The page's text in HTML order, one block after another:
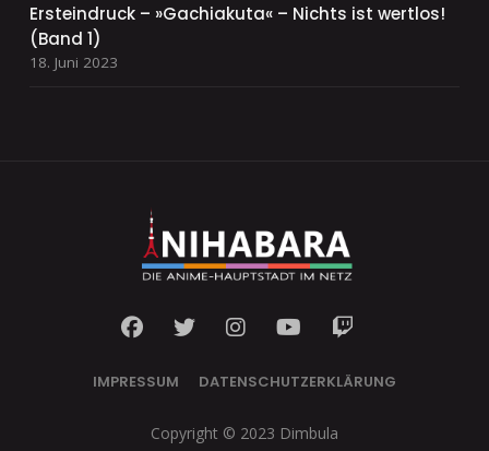
Ersteindruck – »Gachiakuta« – Nichts ist wertlos!
(Band 1)
18. Juni 2023
IMPRESSUM DATENSCHUTZERKLÄRUNG
Copyright © 2023 Dimbula